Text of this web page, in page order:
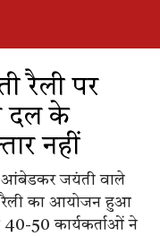
रैली पर
दल के
नहीं
आंबेडकर जयंती वाले
रैली का आयोजन हुआ
50 कार्यकर्ताओं ने